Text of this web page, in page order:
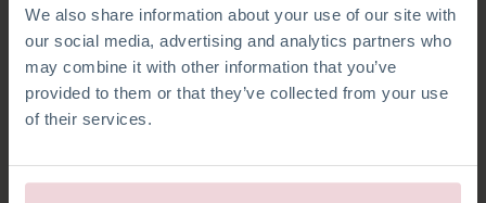
We also share information about your use of our site with
our social media, advertising and analytics partners who
may combine it with other information that you’ve
provided to them or that they’ve collected from your use
of their services.